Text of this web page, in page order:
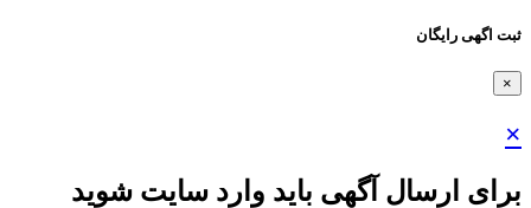
ثبت اگهی رایگان
×
×
برای ارسال آگهی باید وارد سایت شوید